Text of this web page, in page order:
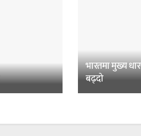
भारतमा मुख्य
बढ्दो